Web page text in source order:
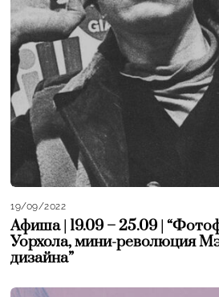
19/09/2022
Афиша | 19.09 – 25.09 |
Уорхола, мини-революция
дизайна”